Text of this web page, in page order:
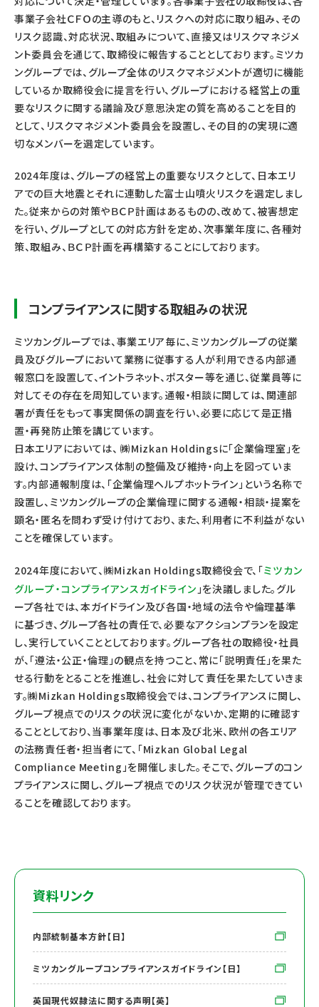
事業子会社ＣＦＯの主導のもと、リスクへの対応に取り組み、その
リスク認識、対応状況、取組みについて、直接又はリスクマネジメ
ント委員会を通じて、取締役に報告することとしております。ミツカ
ングループでは、グループ全体のリスクマネジメントが適切に機能
しているか取締役会に提言を行い、グループにおける経営上の重
要なリスクに関する議論及び意思決定の質を高めることを目的
として、リスクマネジメント委員会を設置し、その目的の実現に適
切なメンバーを選定しています。
2024年度は、グループの経営上の重要なリスクとして、日本エリ
アでの巨大地震とそれに連動した富士山噴火リスクを選定しまし
た。従来からの対策やＢＣＰ計画はあるものの、改めて、被害想定
を行い、グループとしての対応方針を定め、次事業年度に、各種対
策、取組み、ＢＣＰ計画を再構築することにしております。
コンプライアンスに関する取組みの状況
ミツカングループでは、事業エリア毎に、ミツカングループの従業
員及びグループにおいて業務に従事する人が利用できる内部通
報窓口を設置して、イントラネット、ポスター等を通じ、従業員等に
対してその存在を周知しています。通報・相談に関しては、関連部
署が責任をもって事実関係の調査を行い、必要に応じて是正措
置・再発防止策を講じています。
日本エリアにおいては、 ㈱Mizkan Holdingsに「企業倫理室」を
設け、コンプライアンス体制の整備及び維持・向上を図っていま
す。内部通報制度は、「企業倫理ヘルプホットライン」という名称で
設置し、ミツカングループの企業倫理に関する通報・相談・提案を
顕名・匿名を問わず受け付けており、また、利用者に不利益がない
ことを確保しています。
2024年度において、㈱Mizkan Holdings取締役会で、「ミツカン
グループ・コンプライアンスガイドライン 」を決議しました。グル
ープ各社では、本ガイドライン及び各国・地域の法令や倫理基準
に基づき、グループ各社の責任で、必要なアクションプランを設定
し、実行していくこととしております。グループ各社の取締役・社員
が、「遵法・公正・倫理」の観点を持つこと、常に「説明責任」を果た
せる行動をとることを推進し、社会に対して責任を果たしていきま
す。㈱Mizkan Holdings取締役会では、コンプライアンスに関し、
グループ視点でのリスクの状況に変化がないか、定期的に確認す
ることとしており、当事業年度は、日本及び北米、欧州の各エリア
の法務責任者・担当者にて、「Mizkan Global Legal
Compliance Meeting」を開催しました。そこで、グループのコン
プライアンスに関し、グループ視点でのリスク状況が管理できてい
ることを確認しております。
資料リンク
内部統制基本方針【日】
ミツカングループコンプライアンスガイドライン【日】
英国現代奴隷法に関する声明【英】